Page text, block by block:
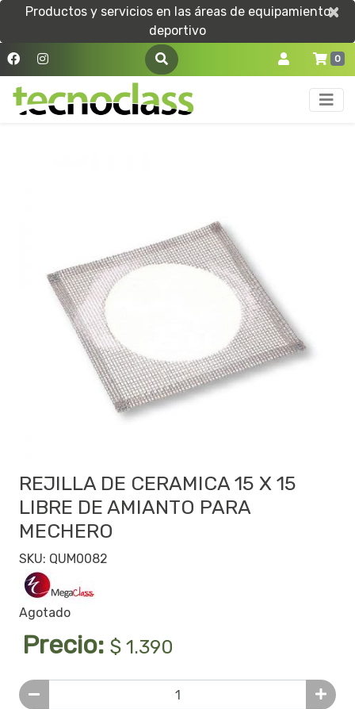
Productos y servicios en las áreas de equipamiento
deportivo
×
×
0
REJILLA DE CERAMICA 15 X 15
LIBRE DE AMIANTO PARA
MECHERO
SKU: QUM0082
Agotado
Precio: $ 1.390